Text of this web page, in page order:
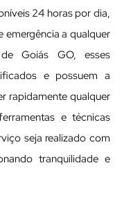
24 horas por dia,
emergência a qualquer
Goiás GO, esses
e possuem a
rapidamente qualquer
e técnicas
seja realizado com
tranquilidade e